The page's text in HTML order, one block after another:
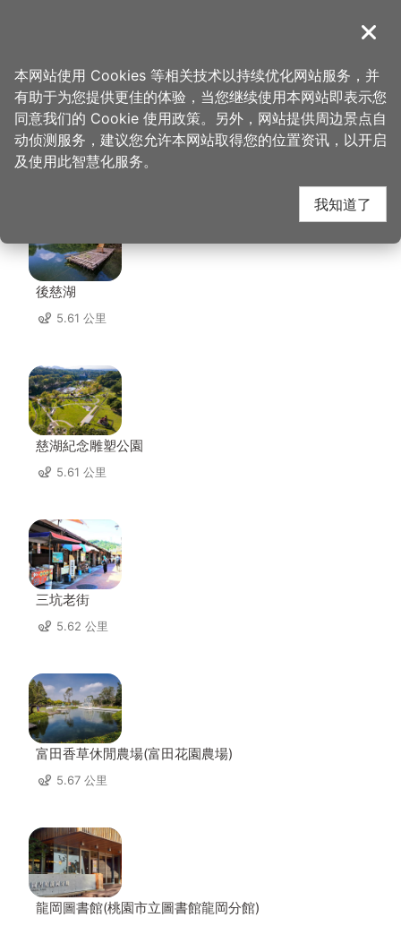
導覽
首页 > 想去的地方 > 大溪斋明寺
大溪斋明寺 周边景点
後慈湖
5.61 公里
慈湖紀念雕塑公園
5.61 公里
三坑老街
5.62 公里
富田香草休閒農場(富田花園農場)
5.67 公里
龍岡圖書館(桃園市立圖書館龍岡分館)
关闭
本网站使用 Cookies 等相关技术以持续优化网站服务，并
有助于为您提供更佳的体验，当您继续使用本网站即表示您
同意我们的 Cookie 使用政策。另外，网站提供周边景点自
动侦测服务，建议您允许本网站取得您的位置资讯，以开启
及使用此智慧化服务。
我知道了